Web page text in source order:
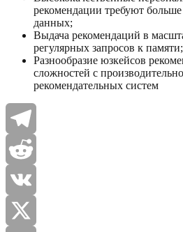
рекомендации требуют
данных;
Выдача рекомендаций в
регулярных запросов к памяти;
Разнообразие юзкейсов
сложностей с
рекомендательных систем
Telegram
Reddit
VK